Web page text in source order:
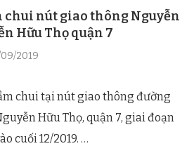
chui nút giao thông Nguyễn
Hữu Thọ quận 7
2019
chui tại nút giao thông đường
Hữu Thọ, quận 7, giai đoạn
cuối 12/2019. …